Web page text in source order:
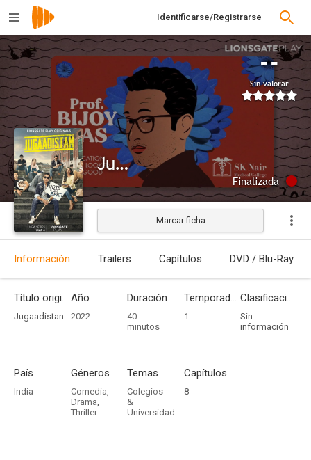
Identificarse/Registrarse
--
Sin valorar
Jugaadistan
Finalizada
Marcar ficha
Información Trailers Capítulos DVD / Blu-Ray
Título original
Jugaadistan
Año
2022
Duración
40
minutos
Temporadas
1
Clasificación por edades
Sin
información
País
India
Géneros
Comedia,
Drama,
Thriller
Temas
Colegios
&
Universidad
Capítulos
8